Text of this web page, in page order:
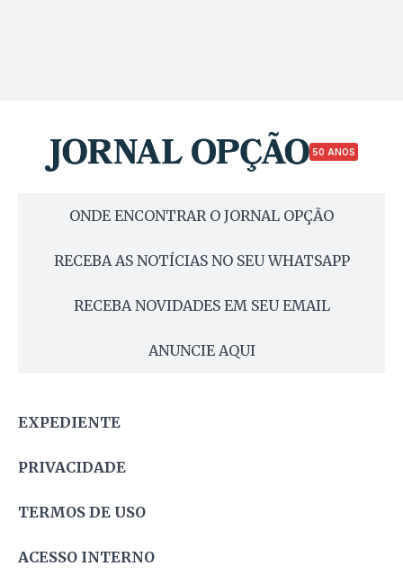
50 ANOS
ONDE ENCONTRAR O JORNAL OPÇÃO
RECEBA AS NOTÍCIAS NO SEU WHATSAPP
RECEBA NOVIDADES EM SEU EMAIL
ANUNCIE AQUI
EXPEDIENTE
PRIVACIDADE
TERMOS DE USO
ACESSO INTERNO